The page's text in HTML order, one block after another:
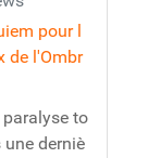
pour l
de l'Ombr
to
une derniè